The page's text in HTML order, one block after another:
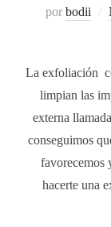
por bodii
La exfoliación
limpian las
externa
conseguimos
favorecemos
hacerte una